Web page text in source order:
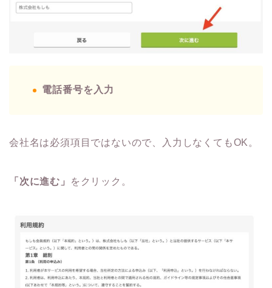
電話番号を入力
会社名は必須項目ではないので、入力しなくてもOK。
「次に進む」 をクリック。